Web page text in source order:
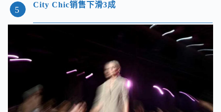
5
City Chic销售下滑3成